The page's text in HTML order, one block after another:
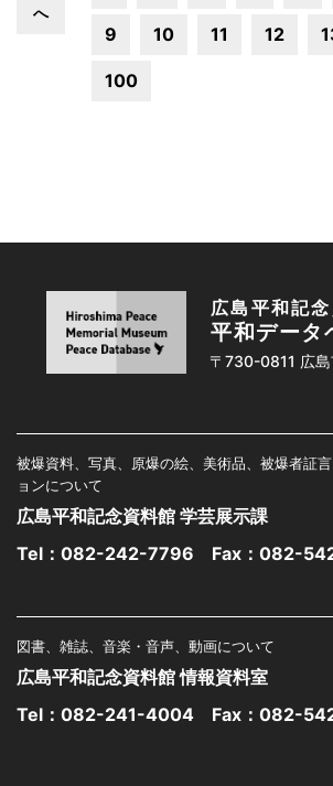
へ
9 10 11 12
100
広島平和記
平和データ
〒730-0811 広
被爆資料、写真、原爆の絵、美術品、被爆者証
ョンについて
広島平和記念資料館 学芸展示課
Tel： 082-242-7796 Fax：082-
図書、雑誌、音楽・音声、動画について
広島平和記念資料館 情報資料室
Tel： 082-241-4004 Fax：082-